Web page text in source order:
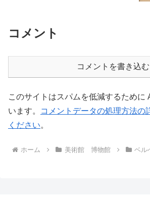
コメント
コメントを書き込む
このサイトはスパムを低減するために
います。
コメントデータの処理方法の
ください。
ホーム 美術館 博物館 ベル